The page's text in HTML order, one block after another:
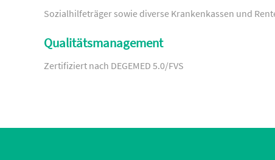
Sozialhilfeträger sowie diverse Krankenkassen und
Qualitätsmanagement
Zertifiziert nach DEGEMED 5.0/FVS